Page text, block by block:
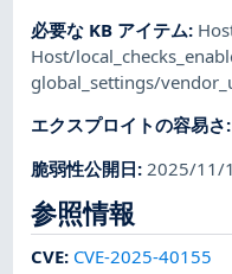
必要な KB アイテム:
Host/
global_settings/
エクスプロイトの容易さ:
脆弱性公開日: 2025/11/
参照情報
CVE: CVE-2025-40155